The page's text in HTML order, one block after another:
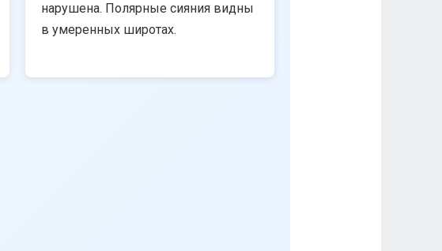
нарушена. Полярные сияния видны
в умеренных широтах.